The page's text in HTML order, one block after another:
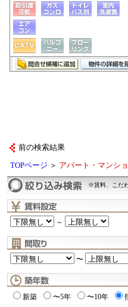
前の検索結果
TOPページ ＞ アパート・マンシ
※賃料、こだ
～
〜
新築 〜5年 〜10年